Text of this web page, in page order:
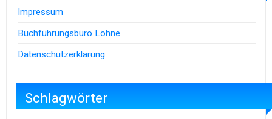
Impressum
Buchführungsbüro Löhne
Datenschutzerklärung
Schlagwörter